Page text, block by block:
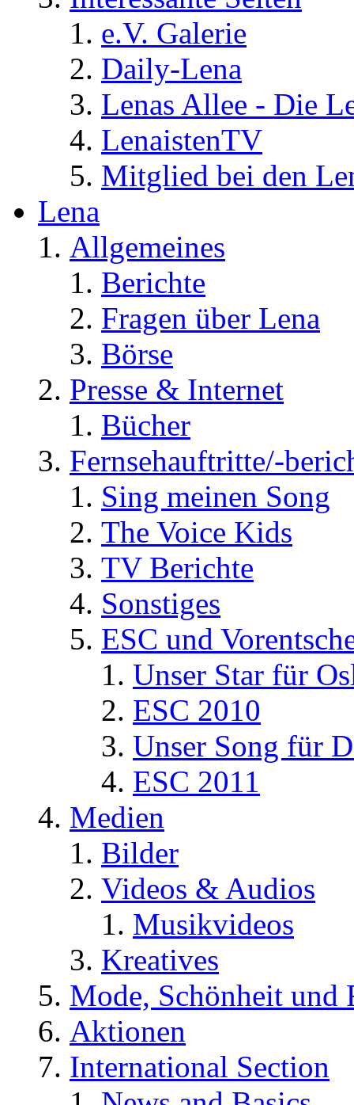
e.V. Galerie
Daily-Lena
Lenas Allee - Die
LenaistenTV
Mitglied bei den
Lena
Allgemeines
Berichte
Fragen über Lena
Börse
Presse & Internet
Bücher
Fernsehauftritte/-
Sing meinen Song
The Voice Kids
TV Berichte
Sonstiges
ESC und
Unser Star für
ESC 2010
Unser Song für
ESC 2011
Medien
Bilder
Videos & Audios
Musikvideos
Kreatives
Mode, Schönheit und
Aktionen
International Section